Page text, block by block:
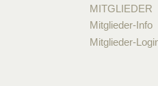
MITGLIEDER
Mitglieder-Info
Mitglieder-